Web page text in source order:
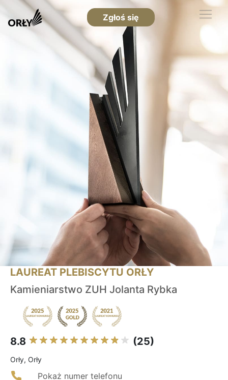
Zgłoś się
LAUREAT PLEBISCYTU ORŁY
Kamieniarstwo ZUH Jolanta Rybka
8.8 (25)
Orły, Orły
Pokaż numer telefonu